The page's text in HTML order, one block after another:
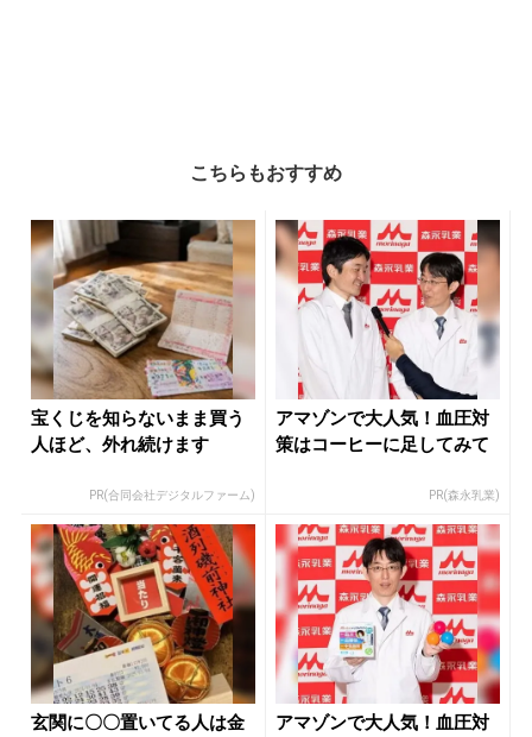
こちらもおすすめ
宝くじを知らないまま買う
人ほど、外れ続けます
PR(合同会社デジタルファーム)
アマゾンで大人気！血圧対
策はコーヒーに足してみて
PR(森永乳業)
玄関に〇〇置いてる人は金
アマゾンで大人気！血圧対